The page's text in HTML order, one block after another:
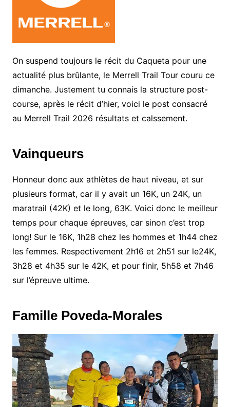
On suspend toujours le récit du Caqueta pour une
actualité plus brûlante, le Merrell Trail Tour couru ce
dimanche. Justement tu connais la structure post-
course, après le récit d’hier, voici le post consacré
au Merrell Trail 2026 résultats et calssement.
Vainqueurs
Honneur donc aux athlètes de haut niveau, et sur
plusieurs format, car il y avait un 16K, un 24K, un
maratrail (42K) et le long, 63K. Voici donc le meilleur
temps pour chaque épreuves, car sinon c’est trop
long! Sur le 16K, 1h28 chez les hommes et 1h44 chez
les femmes. Respectivement 2h16 et 2h51 sur le24K,
3h28 et 4h35 sur le 42K, et pour finir, 5h58 et 7h46
sur l’épreuve ultime.
Famille Poveda-Morales